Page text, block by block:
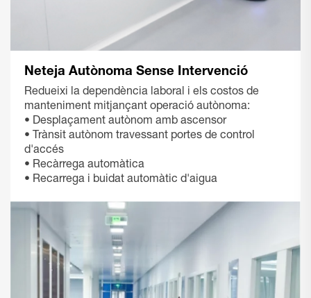
Neteja Autònoma Sense Intervenció
Redueixi la dependència laboral i els costos de
manteniment mitjançant operació autònoma:
• Desplaçament autònom amb ascensor
• Trànsit autònom travessant portes de control
d'accés
• Recàrrega automàtica
• Recarrega i buidat automàtic d'aigua